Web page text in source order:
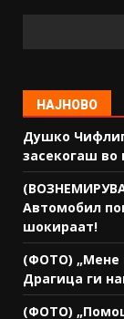
НАЈНОВО
Душко
засекогаш
Автомобил
шокираат!
(ФОТО) „Мене
Драгица ги
(ФОТО)